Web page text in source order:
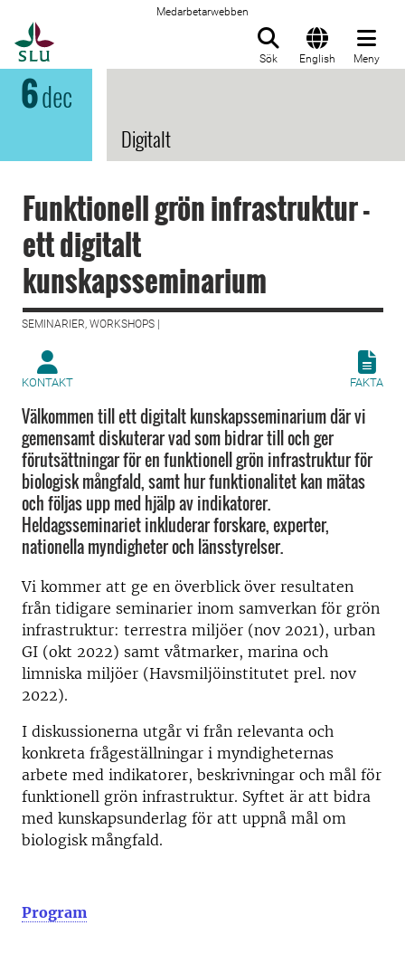
Medarbetarwebben
Sök English Meny
6dec
Digitalt
Funktionell grön infrastruktur -
ett digitalt
kunskapsseminarium
SEMINARIER, WORKSHOPS |
KONTAKT FAKTA
Välkommen till ett digitalt kunskapsseminarium där vi
gemensamt diskuterar vad som bidrar till och ger
förutsättningar för en funktionell grön infrastruktur för
biologisk mångfald, samt hur funktionalitet kan mätas
och följas upp med hjälp av indikatorer.
Heldagsseminariet inkluderar forskare, experter,
nationella myndigheter och länsstyrelser.
Vi kommer att ge en överblick över resultaten
från tidigare seminarier inom samverkan för grön
infrastruktur: terrestra miljöer (nov 2021), urban
GI (okt 2022) samt våtmarker, marina och
limniska miljöer (Havsmiljöinstitutet prel. nov
2022).
I diskussionerna utgår vi från relevanta och
konkreta frågeställningar i myndigheternas
arbete med indikatorer, beskrivningar och mål för
funktionell grön infrastruktur. Syftet är att bidra
med kunskapsunderlag för att uppnå mål om
biologisk mångfald.
Program